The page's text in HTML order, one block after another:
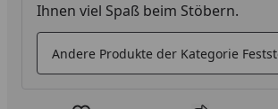
Ihnen viel Spaß beim Stöbern.
Andere Produkte der Kategorie